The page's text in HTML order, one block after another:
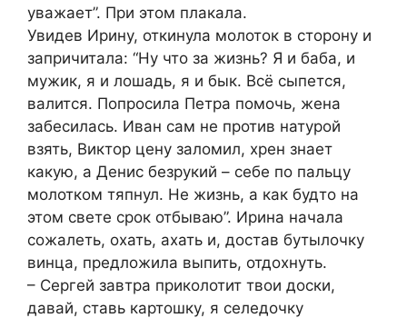
уважает”. При этом плакала.
Увидев Ирину, откинула молоток в сторону и
запричитала: “Ну что за жизнь? Я и баба, и
мужик, я и лошадь, я и бык. Всё сыпется,
валится. Попросила Петра помочь, жена
забесилась. Иван сам не против натурой
взять, Виктор цену заломил, хрен знает
какую, а Денис безрукий – себе по пальцу
молотком тяпнул. Не жизнь, а как будто на
этом свете срок отбываю”. Ирина начала
сожалеть, охать, ахать и, достав бутылочку
винца, предложила выпить, отдохнуть.
– Сергей завтра приколотит твои доски,
давай, ставь картошку, я селедочку